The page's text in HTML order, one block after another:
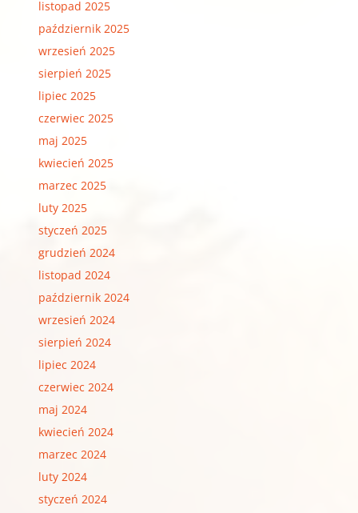
listopad 2025
październik 2025
wrzesień 2025
sierpień 2025
lipiec 2025
czerwiec 2025
maj 2025
kwiecień 2025
marzec 2025
luty 2025
styczeń 2025
grudzień 2024
listopad 2024
październik 2024
wrzesień 2024
sierpień 2024
lipiec 2024
czerwiec 2024
maj 2024
kwiecień 2024
marzec 2024
luty 2024
styczeń 2024